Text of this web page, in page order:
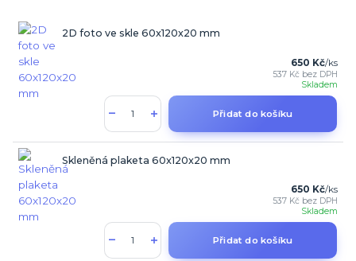
2D foto ve skle 60x120x20 mm
650 Kč/ks
537 Kč bez DPH
Skladem
Přidat do košíku
Skleněná plaketa 60x120x20 mm
650 Kč/ks
537 Kč bez DPH
Skladem
Přidat do košíku